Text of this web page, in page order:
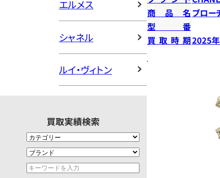
エルメス
シャネル
ルイ・ヴィトン
買取実績検索
商品名 ブロー
型番
買取時期2025